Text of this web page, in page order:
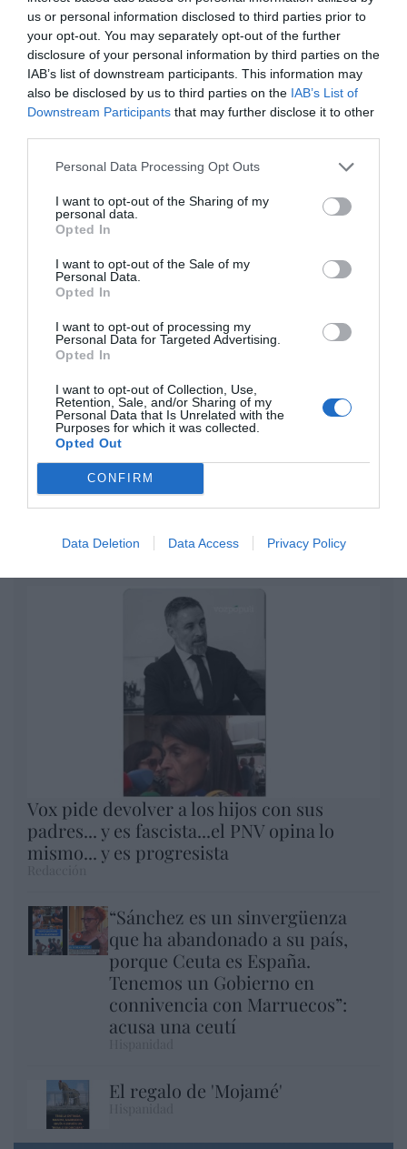
us or personal information disclosed to third parties prior to
your opt-out. You may separately opt-out of the further
disclosure of your personal information by third parties on the
IAB’s list of downstream participants. This information may
also be disclosed by us to third parties on the IAB’s List of
Downstream Participants that may further disclose it to other
Personal Data Processing Opt Outs
I want to opt-out of the Sharing of my
personal data.
Opted In
I want to opt-out of the Sale of my
Personal Data.
Opted In
I want to opt-out of processing my
Personal Data for Targeted Advertising.
Opted In
I want to opt-out of Collection, Use,
Retention, Sale, and/or Sharing of my
Personal Data that Is Unrelated with the
Purposes for which it was collected.
Opted Out
CONFIRM
Data Deletion Data Access Privacy Policy
Enormes minucias
por Eulogio López
los 20.057 puntos, un nuevo récord
Eulogio López
Ceuta. Nuestra Señora de África:
convertir al musulmán
Eulogio López
No perdamos el norte: la
emigración es mala
Vox pide devolver a los hijos con sus
padres... y es fascista...el PNV opina lo
mismo... y es progresista
“Sánchez es un sinvergüenza
que ha abandonado a su país,
porque Ceuta es España.
Tenemos un Gobierno en
connivencia con Marruecos”:
acusa una ceutí
El regalo de 'Mojamé'